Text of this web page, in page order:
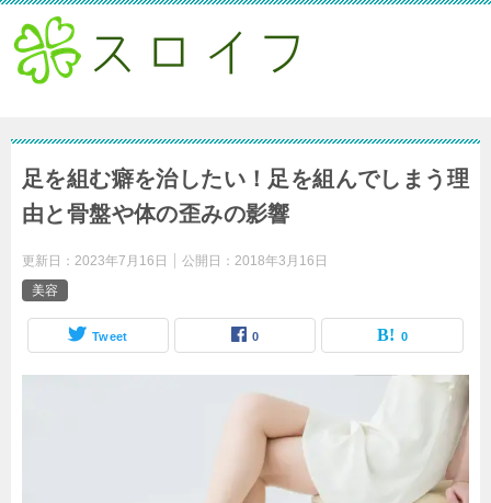
足を組む癖を治したい！足を組んでしまう理
由と骨盤や体の歪みの影響
更新日： 2023年7月16日 公開日： 2018年3月16日
美容
Tweet 0 0